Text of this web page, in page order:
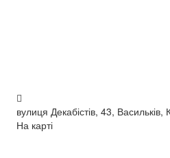
вулиця Декабістів, 43, Васильків,
На карті